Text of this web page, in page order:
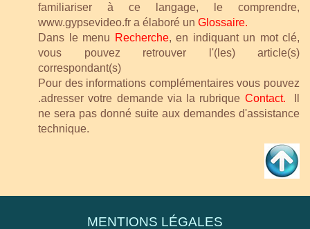
familiariser à ce langage, le comprendre,
www.gypsevideo.fr a élaboré un Glossaire.
Dans le menu Recherche, en indiquant un mot clé,
vous pouvez retrouver l'(les) article(s)
correspondant(s)
Pour des informations complémentaires vous pouvez
.adresser votre demande via la rubrique Contact.
ne sera pas donné suite aux demandes d'assistance
technique.
MENTIONS LÉGALES